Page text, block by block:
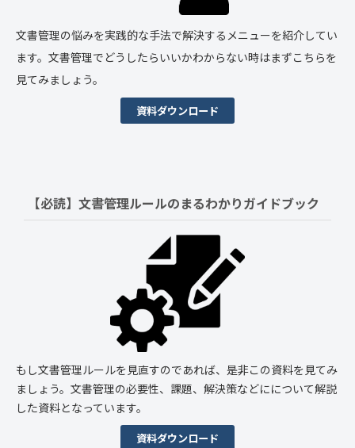
文書管理の悩みを実践的な手法で解決するメニューを紹介してい
ます。文書管理でどうしたらいいかわからない時はまずこちらを
見てみましょう。
資料ダウンロード
【必読】文書管理ルールのまるわかりガイドブック
もし文書管理ルールを見直すのであれば、是非この資料を見てみ
ましょう。文書管理の必要性、課題、解決策などにについて解説
した資料となっています。
資料ダウンロード